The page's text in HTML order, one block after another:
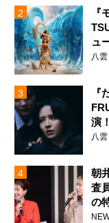
『
ュ
声
八
『
演
せ
八
朝
査
の
た